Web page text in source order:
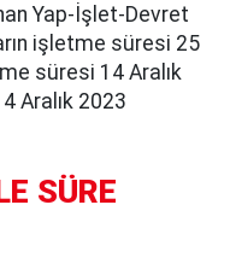
Yap-İşlet-Devret
işletme süresi 25
süresi 14 Aralık
Aralık 2023
SÜRE